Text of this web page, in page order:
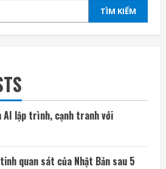
TÌM KIẾM
lập trình, cạnh tranh với
quan sát của Nhật Bản sau 5